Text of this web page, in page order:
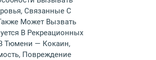
Связанные С
Может Вызвать
В Рекреационных
Тюмени — Кокаин,
Повреждение